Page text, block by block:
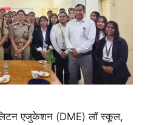
एजुकेशन (DME) लॉ स्कूल,